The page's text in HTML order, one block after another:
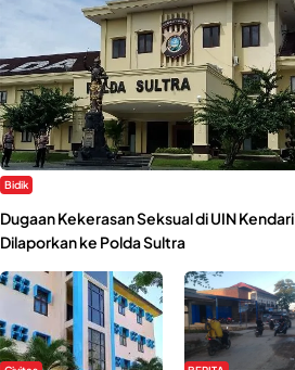
Bidik
Dugaan Kekerasan Seksual di UIN Kendari
Dilaporkan ke Polda Sultra